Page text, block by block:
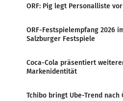
ORF: Pig legt Personalliste vor
ORF-Festspielempfang 2026
Salzburger Festspiele
Coca-Cola präsentiert
Markenidentität
Tchibo bringt Ube-Trend nach